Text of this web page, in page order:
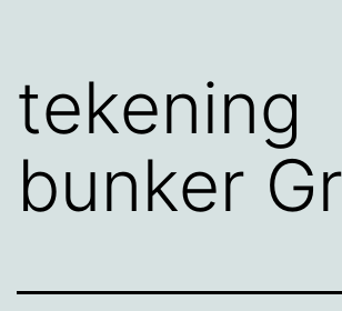
tekening
bunker